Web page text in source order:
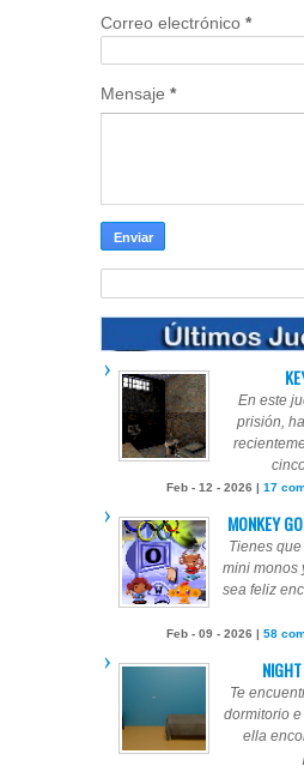
Correo electrónico *
Mensaje *
En este
prisión,
Feb - 12 - 2026 | 17
MONKEY
Tienes
mini monos
sea feliz
Feb - 09 - 2026 | 58
Te
dormitorio
ella